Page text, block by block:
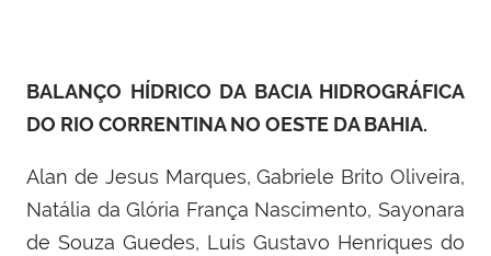
BALANÇO HÍDRICO DA BACIA HIDROGRÁFICA
DO RIO CORRENTINA NO OESTE DA BAHIA.
Alan de Jesus Marques, Gabriele Brito Oliveira,
Natália da Glória França Nascimento, Sayonara
de Souza Guedes, Luís Gustavo Henriques do